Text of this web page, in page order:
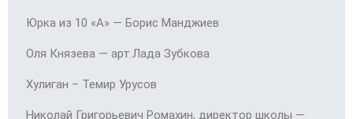
Юрка из 10 «А» — Борис Манджиев
Оля Князева — арт.Лада Зубкова
Хулиган – Темир Урусов
Николай Григорьевич Ромахин, директор школы —